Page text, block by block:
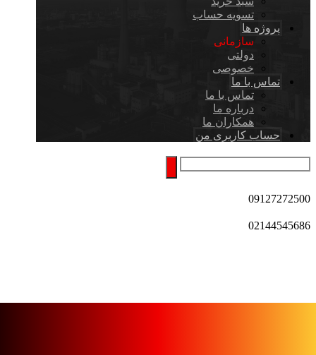
تسویه حساب
پروژه ها
سازمانی
دولتی
خصوصی
تماس با ما
تماس با ما
درباره ما
همکاران ما
حساب کاربری من
09127272500
02144545686